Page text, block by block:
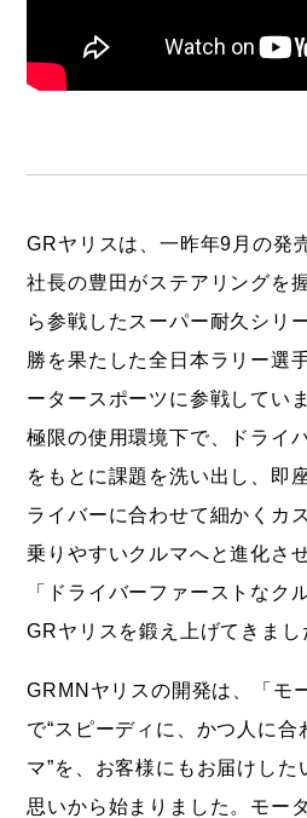
GRヤリスは、一昨年9月の発
社長の豊田がステアリングを
ら参戦したスーパー耐久シリ
勝を果たした全日本ラリー選
ータースポーツに参戦していま
極限の使用環境下で、ドライ
をもとに課題を洗い出し、即
ライバーに合わせて細かくカ
乗りやすいクルマへと進化さ
「ドライバーファーストなク
GRヤリスを鍛え上げてきまし
GRMNヤリスの開発は、「モ
で“スピーディに、かつ人に
マ”を、お客様にもお届けし
思いから始まりました。モー